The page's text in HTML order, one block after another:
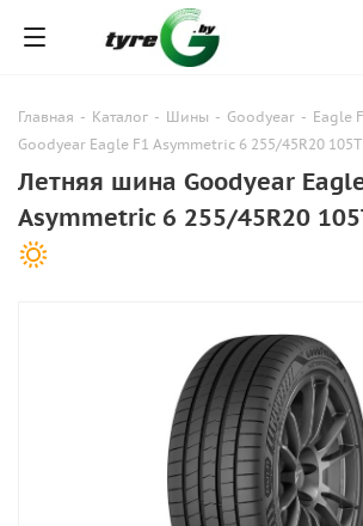
Главная - Каталог - Шины - Goodyear - Eagle
Goodyear Eagle F1 Asymmetric 6 255/45R20 105T
Летняя шина Goodyear
Asymmetric 6 255/45R20